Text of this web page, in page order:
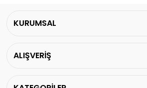
KURUMSAL
ALIŞVERİŞ